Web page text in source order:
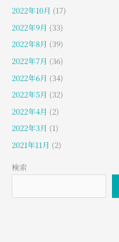
2022年10月 (17)
2022年9月 (33)
2022年8月 (39)
2022年7月 (36)
2022年6月 (34)
2022年5月 (32)
2022年4月 (2)
2022年3月 (1)
2021年11月 (2)
検索